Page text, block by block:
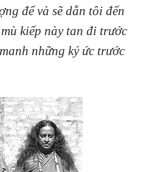
đế và sẽ dẫn tôi đến
kiếp này tan đi trước
những ký ức trước